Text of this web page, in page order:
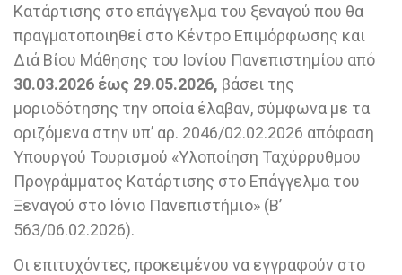
Κατάρτισης στο επάγγελμα του ξεναγού που θα
πραγματοποιηθεί στο Κέντρο Επιμόρφωσης και
Διά Βίου Μάθησης του Ιονίου Πανεπιστημίου από
30.03.2026 έως 29.05.2026, βάσει της
μοριοδότησης την οποία έλαβαν, σύμφωνα με τα
οριζόμενα στην υπ’ αρ. 2046/02.02.2026 απόφαση
Υπουργού Τουρισμού «Υλοποίηση Ταχύρρυθμου
Προγράμματος Κατάρτισης στο Επάγγελμα του
Ξεναγού στο Ιόνιο Πανεπιστήμιο» (Β’
563/06.02.2026).
Οι επιτυχόντες, προκειμένου να εγγραφούν στο